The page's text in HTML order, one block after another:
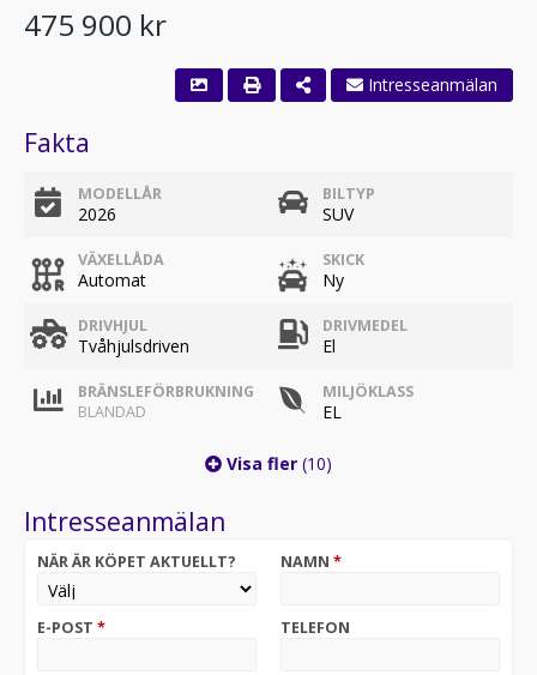
475 900 kr
Intresseanmälan
Fakta
MODELLÅR
2026
BILTYP
SUV
VÄXELLÅDA
Automat
SKICK
Ny
DRIVHJUL
Tvåhjulsdriven
DRIVMEDEL
El
BRÄNSLEFÖRBRUKNING
BLANDAD
MILJÖKLASS
EL
Visa fler (10)
Intresseanmälan
NÄR ÄR KÖPET AKTUELLT? NAMN *
E-POST * TELEFON